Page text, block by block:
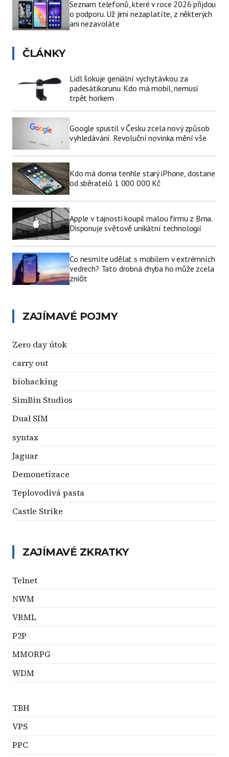
Seznam telefonů, které v roce 2026 přijdou
o podporu. Už jimi nezaplatíte, z některých
ani nezavoláte
ČLÁNKY
Lidl šokuje geniální vychytávkou za
padesátikorunu. Kdo má mobil, nemusí
trpět horkem
Google spustil v Česku zcela nový způsob
vyhledávání. Revoluční novinka mění vše
Kdo má doma tenhle starý iPhone, dostane
od sběratelů 1 000 000 Kč
Apple v tajnosti koupil malou firmu z Brna.
Disponuje světově unikátní technologií
Co nesmíte udělat s mobilem v extrémních
vedrech? Tato drobná chyba ho může zcela
zničit
ZAJÍMAVÉ POJMY
Zero day útok
carry out
biohacking
SimBin Studios
Dual SIM
syntax
Jaguar
Demonetizace
Teplovodivá pasta
Castle Strike
ZAJÍMAVÉ ZKRATKY
Telnet
NWM
VRML
P2P
MMORPG
WDM
TBH
VPS
PPC